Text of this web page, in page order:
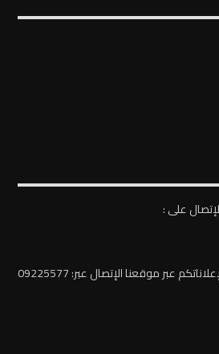
الإتصال على :
عبر موقعنا الإتصال عبر: 09225577